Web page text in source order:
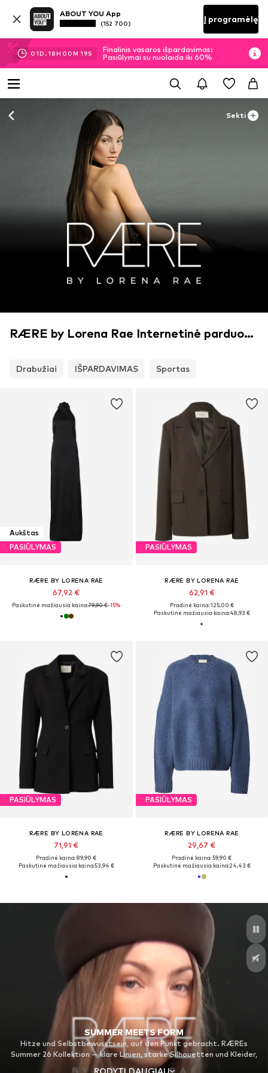
ABOUT YOU App
(152 700) Į programėlę
01D.18H 00M 17S
Finalinis vasaros išpardavimas:
Pasiūlymai su nuolaida iki 60%
Sekti
RÆRE by Lorena Rae Internetinė parduotuvė
Drabužiai IŠPARDAVIMAS Sportas
Aukštas
PASIŪLYMAS
RÆRE BY LORENA RAE
67,92 €
Paskutinė mažiausia kaina:79,90 €-15%
PASIŪLYMAS
RÆRE BY LORENA RAE
62,91 €
Pradinė kaina: 125,00 €
Paskutinė mažiausia kaina:48,93 €
PASIŪLYMAS
RÆRE BY LORENA RAE
71,91 €
Pradinė kaina: 89,90 €
Paskutinė mažiausia kaina:53,94 €
PASIŪLYMAS
RÆRE BY LORENA RAE
29,67 €
Pradinė kaina: 59,90 €
Paskutinė mažiausia kaina:24,43 €
SUMMER MEETS FORM
Hitze und Selbstbewusstsein, auf den Punkt gebracht. RÆREs
Summer 26 Kollektion — klare Linien, starke Silhouetten und Kleider,
die nicht viel brauchen, um zu wirken. Fließend und doch skulptural,